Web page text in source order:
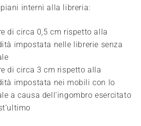
interni alla libreria:
di circa 0,5 cm rispetto alla
impostata nelle librerie senza
di circa 3 cm rispetto alla
impostata nei mobili con lo
a causa dell’ingombro esercitato